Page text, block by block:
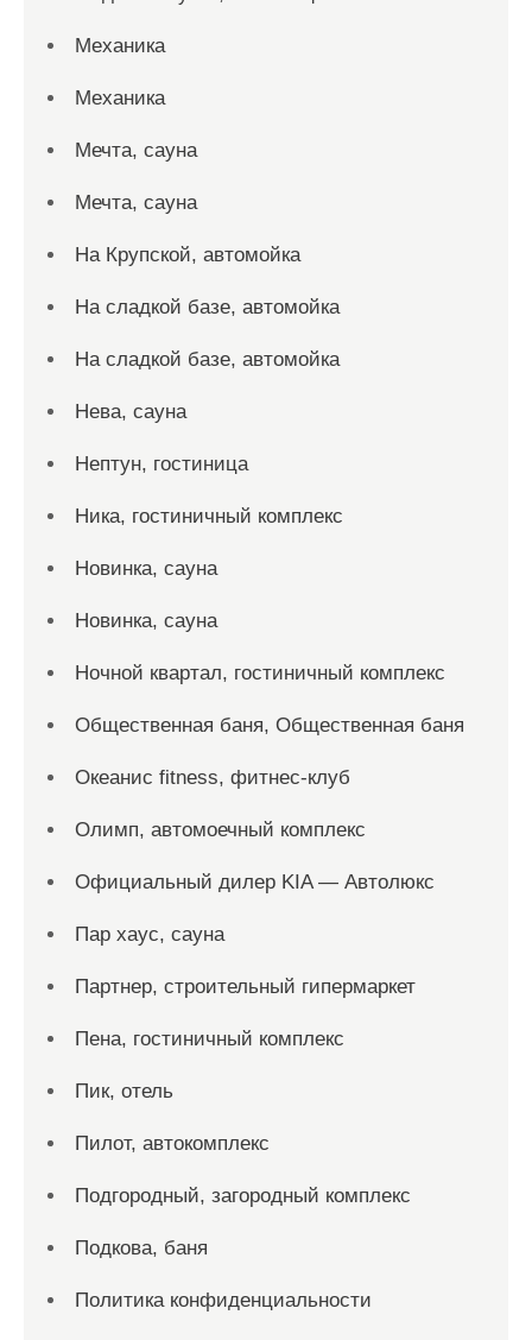
Механика
Механика
Мечта, сауна
Мечта, сауна
На Крупской, автомойка
На сладкой базе, автомойка
На сладкой базе, автомойка
Нева, сауна
Нептун, гостиница
Ника, гостиничный комплекс
Новинка, сауна
Новинка, сауна
Ночной квартал, гостиничный комплекс
Общественная баня, Общественная баня
Океанис fitness, фитнес-клуб
Олимп, автомоечный комплекс
Официальный дилер KIA — Автолюкс
Пар хаус, сауна
Партнер, строительный гипермаркет
Пена, гостиничный комплекс
Пик, отель
Пилот, автокомплекс
Подгородный, загородный комплекс
Подкова, баня
Политика конфиденциальности